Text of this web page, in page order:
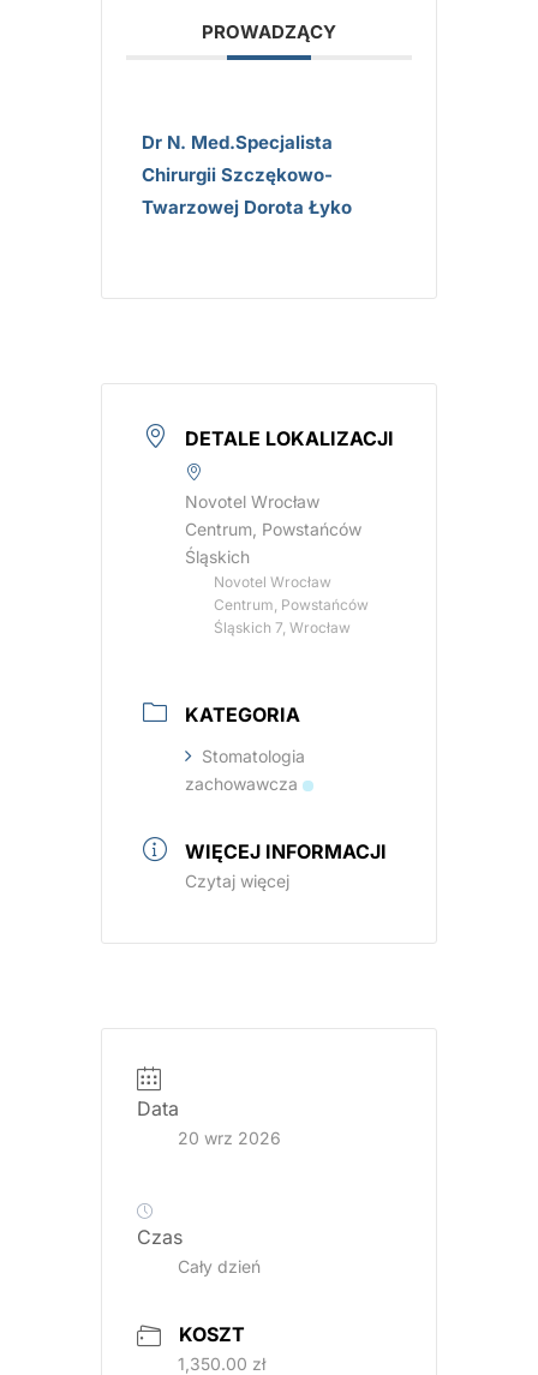
PROWADZĄCY
Dr N. Med.specjalista
Chirurgii Szczękowo-
Twarzowej Dorota Łyko
DETALE LOKALIZACJI
Novotel Wrocław
Centrum, Powstańców
Śląskich
Novotel Wrocław
Centrum, Powstańców
Śląskich 7, Wrocław
KATEGORIA
Stomatologia
zachowawcza
WIĘCEJ INFORMACJI
Czytaj więcej
Data
20 wrz 2026
Czas
Cały dzień
KOSZT
1,350.00 zł